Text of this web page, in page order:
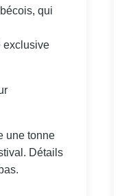
qui
exclusive
une tonne
Détails